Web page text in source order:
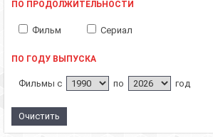
ПО ПРОДОЛЖИТЕЛЬНОСТИ
Фильм Сериал
ПО ГОДУ ВЫПУСКА
Фильмы с по год